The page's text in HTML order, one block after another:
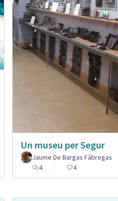
Un museu per Segur
Jaume De Bargas Fàbregas
4
4